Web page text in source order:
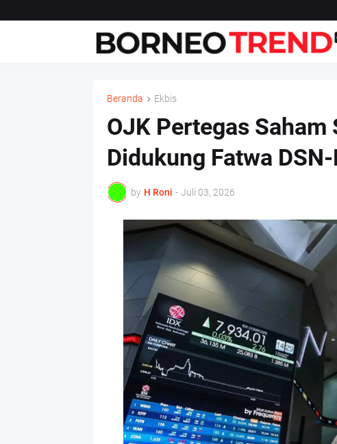
Beranda Ekbis
OJK Pertegas
Didukung Fatwa
by H Roni - Juli 03, 2026